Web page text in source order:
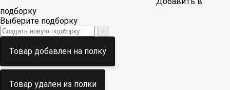
подборку
Выберите подборку
+
Товар добавлен на полку
Товар удален из полки